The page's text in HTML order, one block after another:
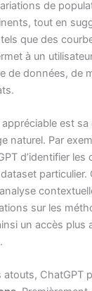
de
tout en
que des
à un
de données, de
est
naturel. Par
d’identifier les
particulier.
sur les
un accès plus
ChatGPT